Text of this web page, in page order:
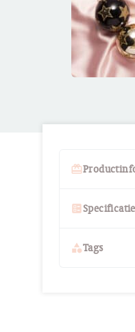
card_giftcard
ballot
categoryTags